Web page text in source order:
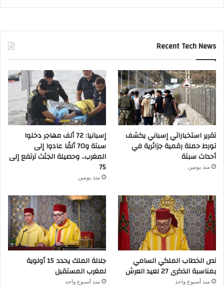
Recent Tech News
تقرير استخباراتي إسباني يكشف
تورط حملة رقمية جزائرية في
أحداث سبتة
منذ يومين
إسبانيا: 72 ألف مهاجر دخلوا
سبتة و70 ألفًا عادوا إلى
المغرب.. وحصيلة الجثث ترتفع إلى
75
منذ يومين
نص الخطاب الملكي السامي
بمناسبة الذكرى 27 لعيد العرش
منذ أسبوع واحد
جلالة الملك يحدد 15 أولوية
لمغرب المستقبل
منذ أسبوع واحد